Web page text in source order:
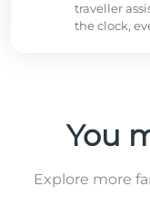
traveller
the clock,
You
Explore more